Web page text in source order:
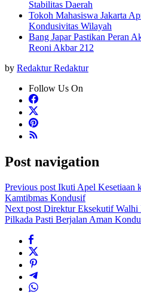
Stabilitas Daerah
Tokoh Mahasiswa Jakarta
Kondusivitas Wilayah
Bang Japar Pastikan Peran
Reoni Akbar 212
by Redaktur Redaktur
Follow Us On
Post navigation
Previous post Ikuti Apel Kesetiaan
Kamtibmas Kondusif
Next post Direktur Eksekutif
Pilkada Pasti Berjalan Aman